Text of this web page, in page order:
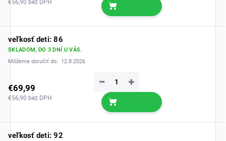
€56,90 bez DPH
veľkosť deti: 86
SKLADOM, DO 3 DNÍ U VÁS.
Môžeme doručiť do:
12.8.2026
€69,99
€56,90 bez DPH
+
−
veľkosť deti: 92